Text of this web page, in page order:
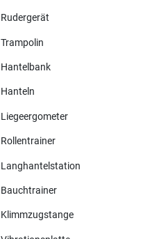
Rudergerät
Trampolin
Hantelbank
Hanteln
Liegeergometer
Rollentrainer
Langhantelstation
Bauchtrainer
Klimmzugstange